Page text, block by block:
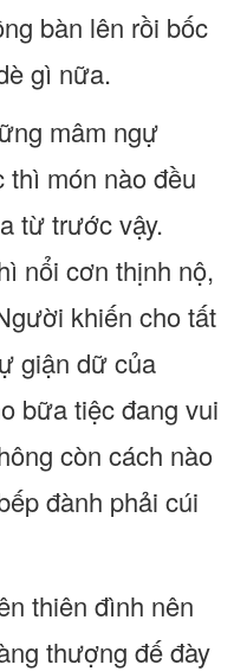
bàn lên rồi bốc
gì nữa.
mâm ngự
thì món nào đều
từ trước vậy.
nổi cơn thịnh nộ,
khiến cho tất
giận dữ của
bữa tiệc đang vui
còn cách nào
đành phải cúi
thiên đình nên
thượng đế đày